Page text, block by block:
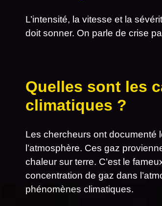
L’intensité, la vitesse et la
doit sonner. On parle de crise
Quelles sont les
climatiques ?
Les chercheurs ont documenté
l’atmosphère. Ces gaz
chaleur sur terre. C’est le
concentration de gaz dans
phénomènes climatiques.